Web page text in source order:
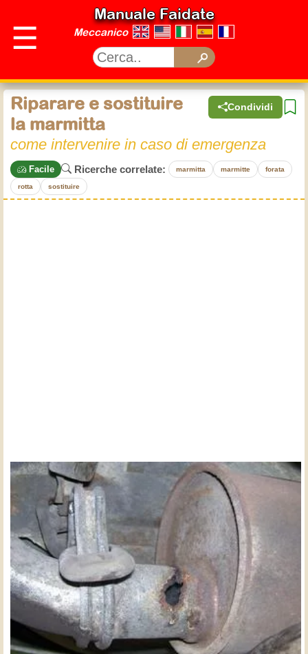
☰
Manuale Faidate
Meccanico
Condividi
Riparare e sostituire
la marmitta
come intervenire in caso di emergenza
Facile Ricerche correlate: marmitta marmitte forata
rotta sostituire